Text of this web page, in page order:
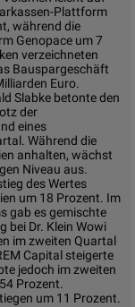
Plattform
während die
Genopace um 7
verzeichneten
Bauspargeschäft
Euro.
Slabke betonte den
der
eines
Während die
anhalten, wächst
Niveau aus.
des Wertes
um 18 Prozent. Im
gab es gemischte
bei Dr. Klein Wowi
im zweiten Quartal
Capital steigerte
jedoch im zweiten
Prozent.
um 11 Prozent.